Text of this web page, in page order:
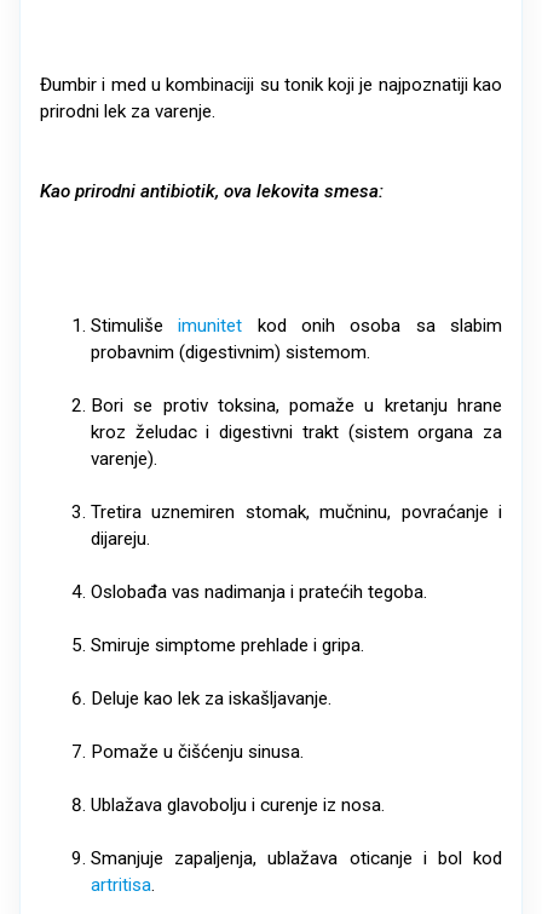
Đumbir i med u kombinaciji su tonik koji je najpoznatiji kao
prirodni lek za varenje.
Kao prirodni antibiotik, ova lekovita smesa:
Stimulišeimunitet kod onih osoba sa slabim
probavnim (digestivnim) sistemom.
Bori se protiv toksina, pomaže u kretanju hrane
kroz želudac i digestivni trakt (sistem organa za
varenje).
Tretira uznemiren stomak, mučninu, povraćanje i
dijareju.
Oslobađa vas nadimanja i pratećih tegoba.
Smiruje simptome prehlade i gripa.
Deluje kao lek za iskašljavanje.
Pomaže u čišćenju sinusa.
Ublažava glavobolju i curenje iz nosa.
Smanjuje zapaljenja, ublažava oticanje i bol kod
artritisa.